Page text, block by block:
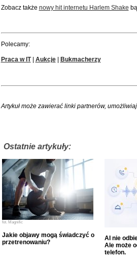
Zobacz także nowy hit internetu Harlem Shake
Polecamy:
Praca w IT| Aukcje| Bukmacherzy
Artykuł może zawierać linki partnerów,
Ostatnie artykuły:
fot. Magnific
Jakie objawy mogą świadczyć o
przetrenowaniu?
AI nie
Ale może
telefon.